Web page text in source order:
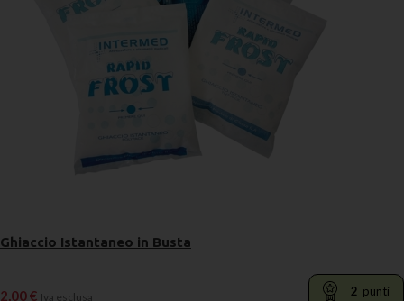
Ghiaccio Istantaneo in Busta
2,00€ Iva esclusa 2 punti